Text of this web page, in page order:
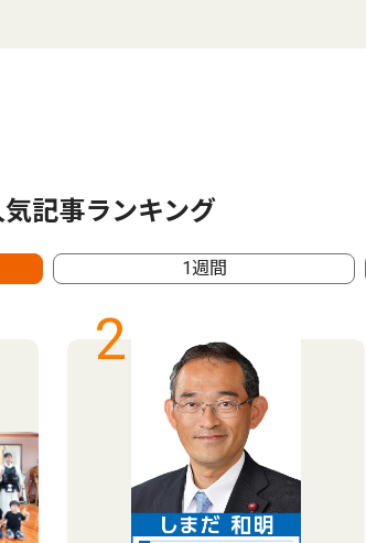
記事ランキング
1週間
2